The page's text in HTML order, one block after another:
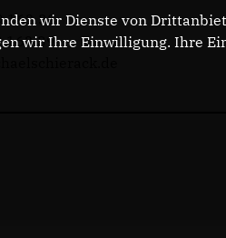
162 38
162 39
wir Dienste von
wir Ihre Einwilligung. Ihre